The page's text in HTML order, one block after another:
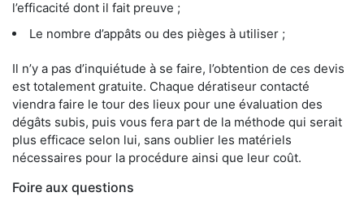
l’efficacité dont il fait preuve ;
Le nombre d’appâts ou des pièges à utiliser ;
Il n’y a pas d’inquiétude à se faire, l’obtention de ces devis
est totalement gratuite. Chaque dératiseur contacté
viendra faire le tour des lieux pour une évaluation des
dégâts subis, puis vous fera part de la méthode qui serait
plus efficace selon lui, sans oublier les matériels
nécessaires pour la procédure ainsi que leur coût.
Foire aux questions